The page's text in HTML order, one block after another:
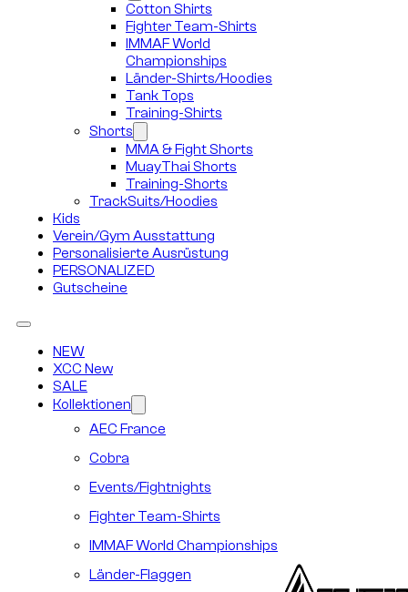
Cotton Shirts
Fighter Team-Shirts
IMMAF World
Championships
Länder-Shirts/Hoodies
Tank Tops
Training-Shirts
Shorts
MMA & Fight Shorts
MuayThai Shorts
Training-Shorts
TrackSuits/Hoodies
Kids
Verein/Gym Ausstattung
Personalisierte Ausrüstung
PERSONALIZED
Gutscheine
NEW
XCC New
SALE
Kollektionen
AEC France
Cobra
Events/Fightnights
Fighter Team-Shirts
IMMAF World Championships
Länder-Flaggen